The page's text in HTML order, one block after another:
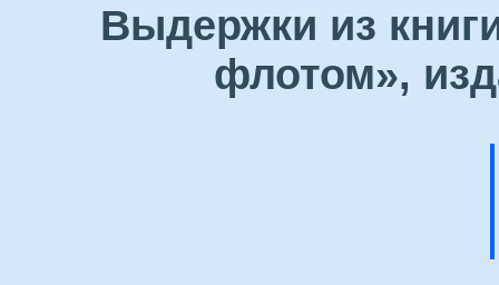
Выдержки из
флотом»,